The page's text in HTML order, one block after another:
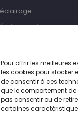
Pour offrir les meilleures
les cookies pour
de consentir à ces
que le comportement de
pas consentir ou de
certaines
dépoussiéreur
sableuse